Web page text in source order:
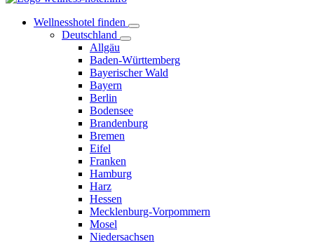
Wellnesshotel finden
Deutschland
Allgäu
Baden-Württemberg
Bayerischer Wald
Bayern
Berlin
Bodensee
Brandenburg
Bremen
Eifel
Franken
Hamburg
Harz
Hessen
Mecklenburg-Vorpommern
Mosel
Niedersachsen